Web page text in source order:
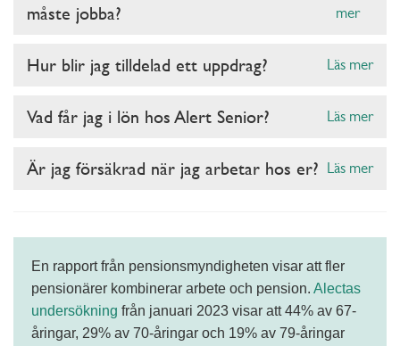
måste jobba?
mer
Hur blir jag tilldelad ett uppdrag? Läs mer
Vad får jag i lön hos Alert Senior? Läs mer
Är jag försäkrad när jag arbetar hos er? Läs mer
En rapport från pensionsmyndigheten visar att fler
pensionärer kombinerar arbete och pension. Alectas
undersökning från januari 2023 visar att 44% av 67-
åringar, 29% av 70-åringar och 19% av 79-åringar